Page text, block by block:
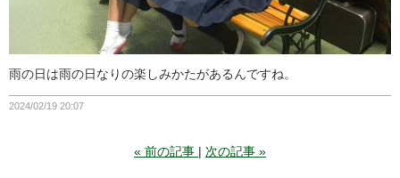
雨の日は雨の日なりの楽しみかたがあるんですね。
2024/02/19 20:07
« 前の記事 次の記事 »